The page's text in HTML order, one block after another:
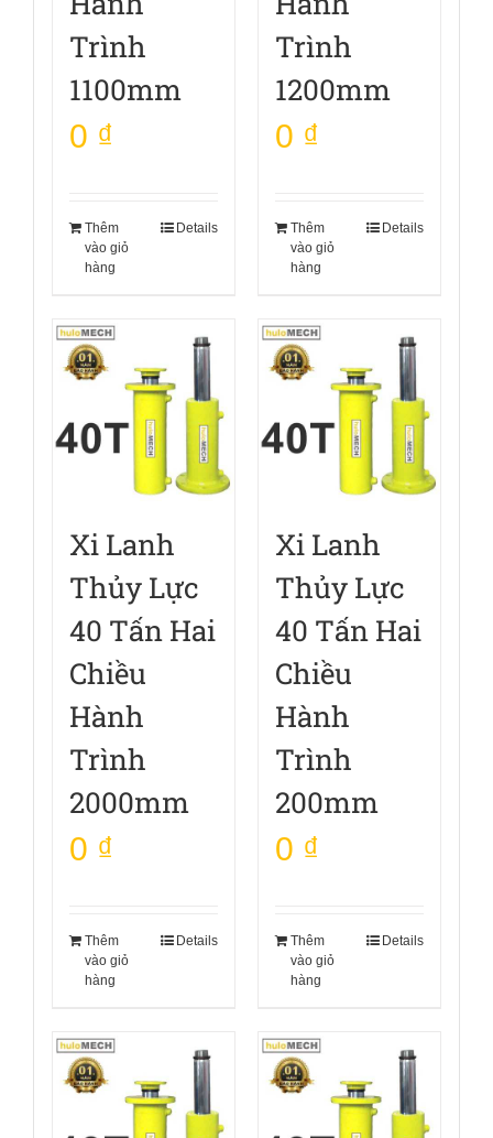
Trình
1100mm
0 ₫
Thêm
vào giỏ
hàng
Details
Trình
1200mm
0 ₫
Thêm
vào giỏ
hàng
Details
Xi Lanh
Thủy Lực
40 Tấn Hai
Chiều
Hành
Trình
2000mm
0 ₫
Thêm
vào giỏ
hàng
Details
Xi Lanh
Thủy Lực
40 Tấn Hai
Chiều
Hành
Trình
200mm
0 ₫
Thêm
vào giỏ
hàng
Details